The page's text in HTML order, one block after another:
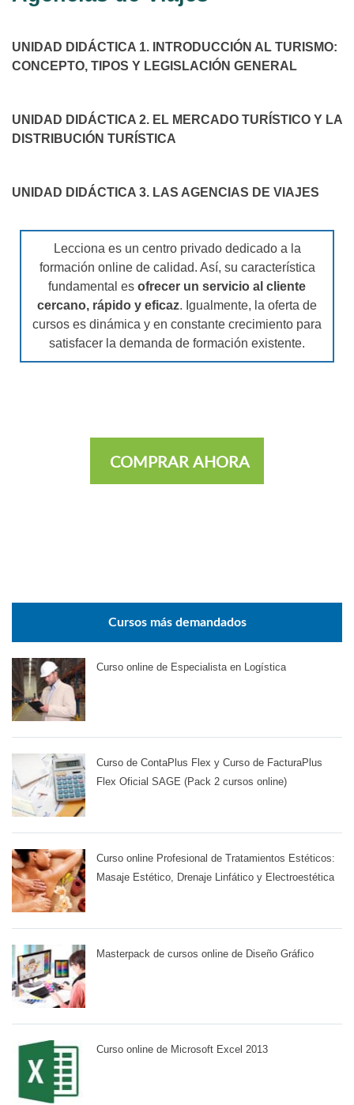
UNIDAD DIDÁCTICA 1. INTRODUCCIÓN AL TURISMO:
CONCEPTO, TIPOS Y LEGISLACIÓN GENERAL
UNIDAD DIDÁCTICA 2. EL MERCADO TURÍSTICO Y LA
DISTRIBUCIÓN TURÍSTICA
UNIDAD DIDÁCTICA 3. LAS AGENCIAS DE VIAJES
Lecciona es un centro privado dedicado a la
formación online de calidad. Así, su característica
fundamental es ofrecer un servicio al cliente
cercano, rápido y eficaz. Igualmente, la oferta de
cursos es dinámica y en constante crecimiento para
satisfacer la demanda de formación existente.
COMPRAR AHORA
Cursos más demandados
Curso online de Especialista en Logística
Curso de ContaPlus Flex y Curso de FacturaPlus
Flex Oficial SAGE (Pack 2 cursos online)
Curso online Profesional de Tratamientos Estéticos:
Masaje Estético, Drenaje Linfático y Electroestética
Masterpack de cursos online de Diseño Gráfico
Curso online de Microsoft Excel 2013